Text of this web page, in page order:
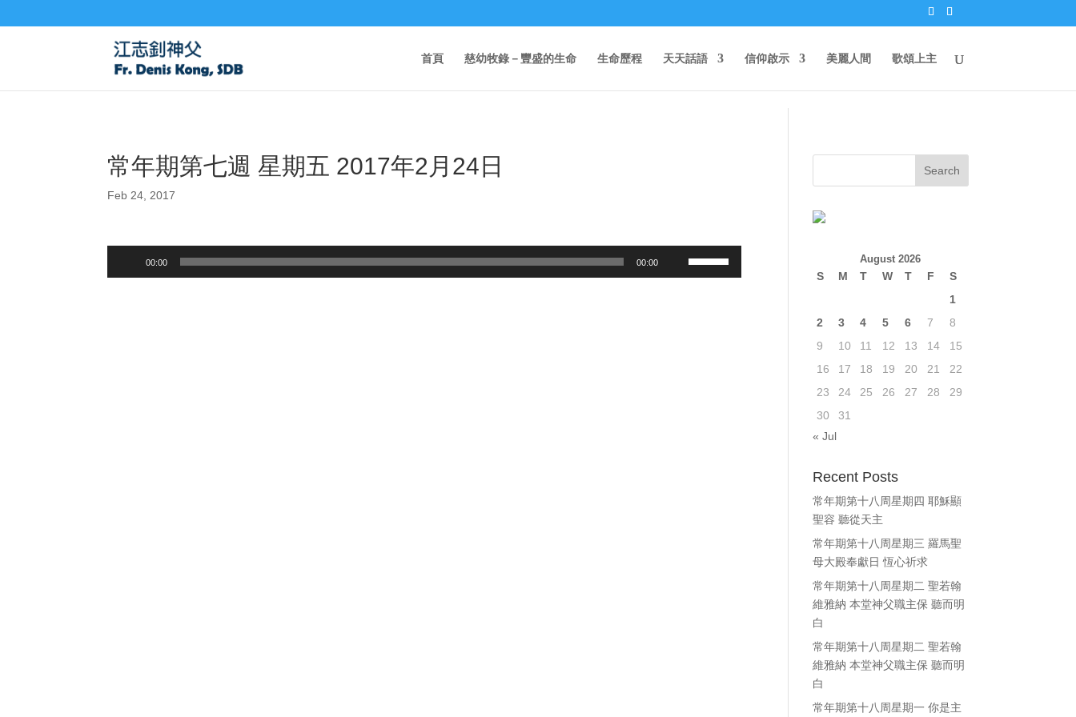
首頁 慈幼牧錄－豐盛的生命 生命歷程 天天話語 信仰啟示 美麗人間 歌頌上主
常年期第七週 星期五 2017年2月24日
Feb 24, 2017
00:00 00:00 August 2026
S M T W T F
S
1
2
3 4 5 6 7
8
9
10 11 12 13 14
15
16
17 18 19 20 21
22
23
24 25 26 27 28
29
30
31
« Jul
Recent Posts
常年期第十八周星期四 耶穌顯
聖容 聽從天主
常年期第十八周星期三 羅馬聖
母大殿奉獻日 恆心祈求
常年期第十八周星期二 聖若翰
維雅納 本堂神父職主保 聽而明
白
常年期第十八周星期二 聖若翰
維雅納 本堂神父職主保 聽而明
白
常年期第十八周星期一 你是主